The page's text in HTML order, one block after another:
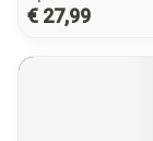
€ 27,99